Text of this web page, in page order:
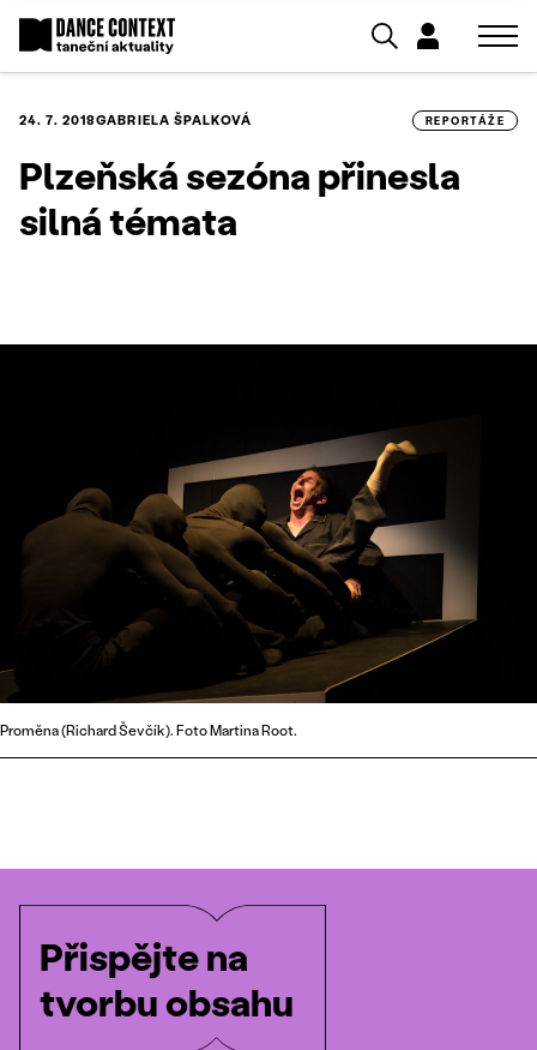
24. 7. 2018GABRIELA ŠPALKOVÁ REPORTÁŽE
Plzeňská sezóna přinesla
silná témata
Proměna (Richard Ševčík). Foto Martina Root.
Přispějte na
tvorbu obsahu